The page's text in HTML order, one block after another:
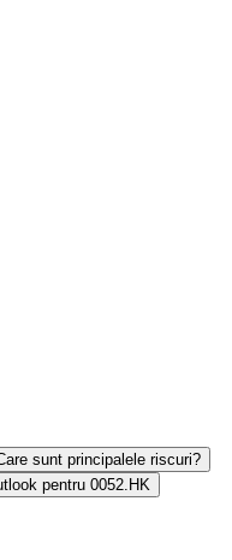
sunt principalele riscuri?
pentru 0052.HK